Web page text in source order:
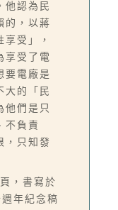
他認為民
的，以蔣
受」，
享受了電
要電廠是
大的「民
他們是只
不負責
，只知發
，書寫於
年紀念稿